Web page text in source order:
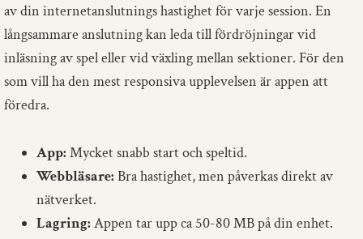
av din internetanslutnings hastighet för varje session. En
långsammare anslutning kan leda till fördröjningar vid
inläsning av spel eller vid växling mellan sektioner. För den
som vill ha den mest responsiva upplevelsen är appen att
föredra.
App: Mycket snabb start och speltid.
Webbläsare: Bra hastighet, men påverkas direkt av
nätverket.
Lagring: Appen tar upp ca 50-80 MB på din enhet.